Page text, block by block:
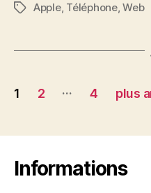
Étiquettes
Apple, Téléphone,Web
Navigation
articles
1 2 … 4 plus
Informations